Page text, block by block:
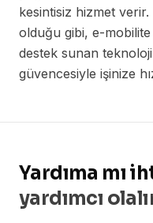
kesintisiz hizmet verir.
olduğu gibi, e-mobilite
destek sunan
güvencesiyle işinize
Yardıma mı
yardımcı